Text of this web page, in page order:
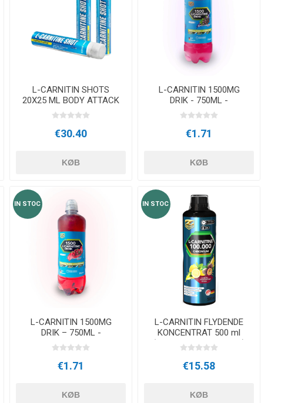
Træner tilbehør
KEGLER OG
MARKERINGSKEGLER
STIGER TIL TRÆNING
UDENDØRS TRÆNINGSUDSTYR
ANDRE CRYO ENHEDER
RECOSPORT
ANDRE APPARATER
L-CARNITIN SHOTS
20X25 ML BODY ATTACK
€30.40
KØB
L-CARNITIN 1500MG
DRIK - 750ML -
SORTEBÆR
€1.71
KØB
IN STOC
L-CARNITIN 1500MG
DRIK – 750ML -
Tranebær
€1.71
KØB
IN STOC
L-CARNITIN FLYDENDE
KONCENTRAT 500 ml
(CARNIPURE® + KROM)
€15.58
KØB